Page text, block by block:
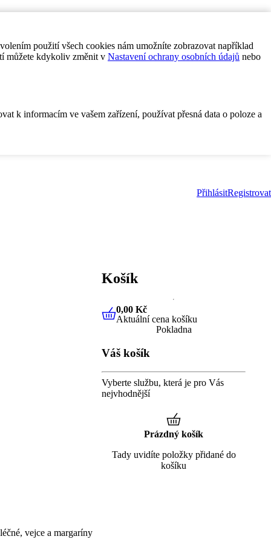
použití všech cookies nám umožníte zobrazovat například
můžete kdykoliv změnit v Nastavení ochrany osobních údajů nebo
k informacím ve vašem zařízení, používat přesná data o poloze a
PřihlásitRegistrovat
vejce a margaríny
Košík
0,00 KčAktuální cena košíku
0,00 Kč
Aktuální cena košíku
Pokladna
Váš košík
Vyberte službu, která je pro Vás
nejvhodnější
Prázdný košík
Tady uvidíte položky přidané do
košíku